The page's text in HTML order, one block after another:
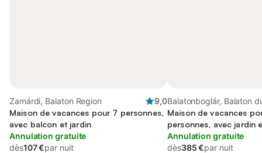
Zamárdi, Balaton Region
9,0
Maison de vacances pour 7 personnes,
avec balcon et jardin
Annulation gratuite
dès107 €par nuit
Balatonboglár, Balaton
Ouest
Maison de vacances
personnes, avec jardin
Annulation gratuite
dès385 €par nuit